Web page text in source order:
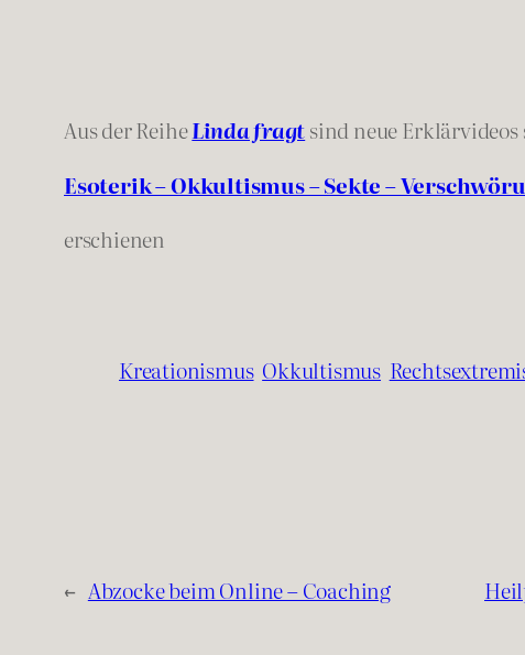
Aus der ReiheLinda fragtsind neue
Esoterik – Okkultismus – Sekte –
erschienen
Kreationismus Okkultismus
← Abzocke beim Online – Coaching